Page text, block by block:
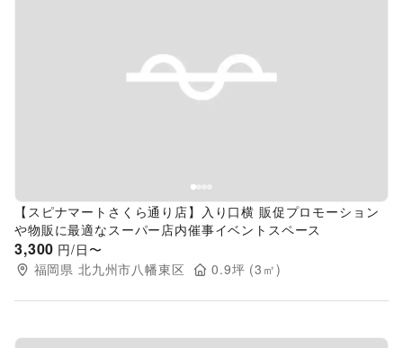
Previous slide
【スピナマートさくら通り店】入り口横 販促プロモーション
や物販に最適なスーパー店内催事イベントスペース
3,300 円/日〜
福岡県 北九州市八幡東区 0.9坪 (3 ㎡)